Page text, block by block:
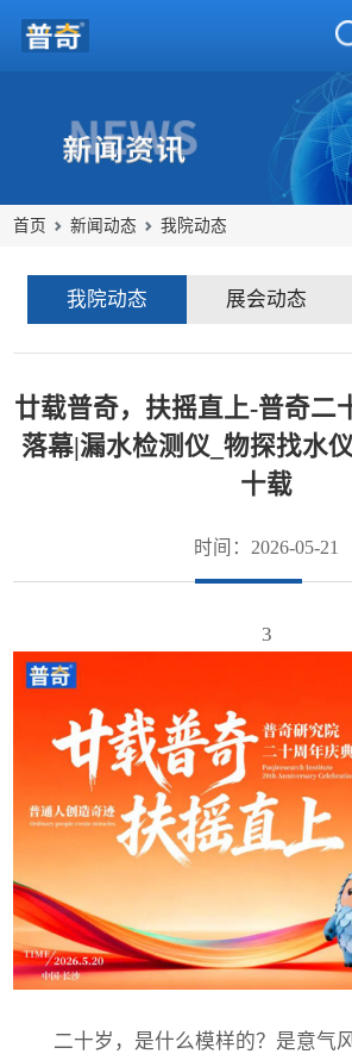
首页 新闻动态 我院动态
我院动态 展会动态
廿载普奇，扶摇直上-普奇二
落幕|漏水检测仪_物探找水
十载
时间：2026-05-21
3
二十岁，是什么模样的？是意气